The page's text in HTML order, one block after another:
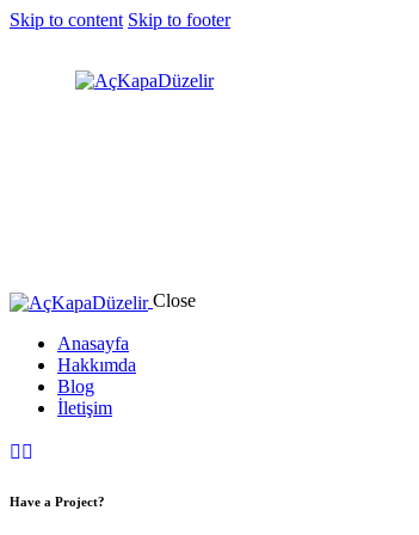
Skip to content Skip to footer
Close
Anasayfa
Hakkımda
Blog
İletişim
Have a Project?